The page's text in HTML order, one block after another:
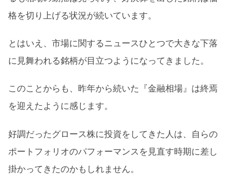
格を切り上げる状況が続いています。
とはいえ、市場に関するニュースひとつで大きな下落
に見舞われる銘柄が目立つようになってきました。
このことからも、昨年から続いた『金融相場』は終焉
を迎えたように感じます。
好調だったグロース株に投資をしてきた人は、自らの
ポートフォリオのパフォーマンスを見直す時期に差し
掛かってきたのかもしれません。